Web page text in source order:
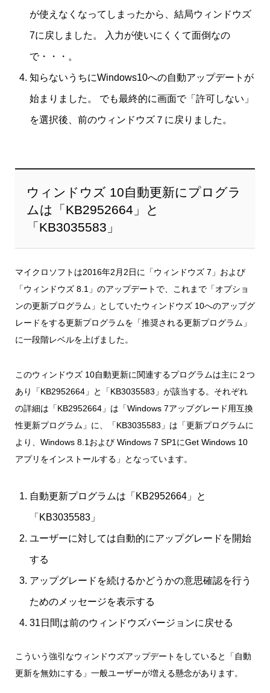
が使えなくなってしまったから、結局ウィンドウズ
7に戻しました。 入力が使いにくくて面倒なの
で・・・。
知らないうちにWindows10への自動アップデートが
始まりました。 でも最終的に画面で「許可しない」
を選択後、前のウィンドウズ７に戻りました。
ウィンドウズ 10自動更新にプログラ
ムは「KB2952664」と
「KB3035583」
マイクロソフトは2016年2月2日に「ウィンドウズ 7」および
「ウィンドウズ 8.1」のアップデートで、これまで「オプショ
ンの更新プログラム」としていたウィンドウズ 10へのアップグ
レードをする更新プログラムを「推奨される更新プログラム」
に一段階レベルを上げました。
このウィンドウズ 10自動更新に関連するプログラムは主に２つ
あり「KB2952664」と「KB3035583」が該当する。それぞれ
の詳細は「KB2952664」は「Windows 7アップグレード用互換
性更新プログラム」に、「KB3035583」は「更新プログラムに
より、Windows 8.1および Windows 7 SP1にGet Windows 10
アプリをインストールする」となっています。
自動更新プログラムは「KB2952664」と
「KB3035583」
ユーザーに対しては自動的にアップグレードを開始
する
アップグレードを続けるかどうかの意思確認を行う
ためのメッセージを表示する
31日間は前のウィンドウズバージョンに戻せる
こういう強引なウィンドウズアップデートをしていると「自動
更新を無効にする」一般ユーザーが増える懸念があります。